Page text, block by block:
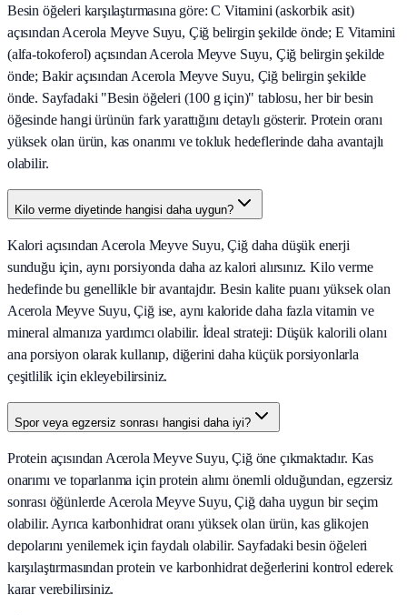
Besin öğeleri karşılaştırmasına göre: C Vitamini (askorbik asit)
açısından Acerola Meyve Suyu, Çiğ belirgin şekilde önde; E Vitamini
(alfa-tokoferol) açısından Acerola Meyve Suyu, Çiğ belirgin şekilde
önde; Bakir açısından Acerola Meyve Suyu, Çiğ belirgin şekilde
önde. Sayfadaki "Besin öğeleri (100 g için)" tablosu, her bir besin
öğesinde hangi ürünün fark yarattığını detaylı gösterir. Protein oranı
yüksek olan ürün, kas onarımı ve tokluk hedeflerinde daha avantajlı
olabilir.
Kilo verme diyetinde hangisi daha uygun?
Kalori açısından Acerola Meyve Suyu, Çiğ daha düşük enerji
sunduğu için, aynı porsiyonda daha az kalori alırsınız. Kilo verme
hedefinde bu genellikle bir avantajdır. Besin kalite puanı yüksek olan
Acerola Meyve Suyu, Çiğ ise, aynı kaloride daha fazla vitamin ve
mineral almanıza yardımcı olabilir. İdeal strateji: Düşük kalorili olanı
ana porsiyon olarak kullanıp, diğerini daha küçük porsiyonlarla
çeşitlilik için ekleyebilirsiniz.
Spor veya egzersiz sonrası hangisi daha iyi?
Protein açısından Acerola Meyve Suyu, Çiğ öne çıkmaktadır. Kas
onarımı ve toparlanma için protein alımı önemli olduğundan, egzersiz
sonrası öğünlerde Acerola Meyve Suyu, Çiğ daha uygun bir seçim
olabilir. Ayrıca karbonhidrat oranı yüksek olan ürün, kas glikojen
depolarını yenilemek için faydalı olabilir. Sayfadaki besin öğeleri
karşılaştırmasından protein ve karbonhidrat değerlerini kontrol ederek
karar verebilirsiniz.